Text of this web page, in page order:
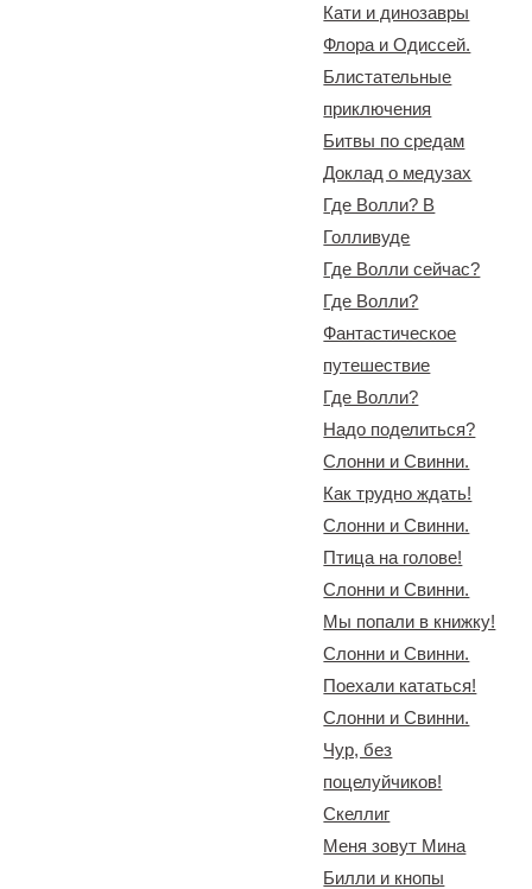
Кати и динозавры
Флора и Одиссей.
Блистательные
приключения
Битвы по средам
Доклад о медузах
Где Волли? В
Голливуде
Где Волли сейчас?
Где Волли?
Фантастическое
путешествие
Где Волли?
Надо поделиться?
Слонни и Свинни.
Как трудно ждать!
Слонни и Свинни.
Птица на голове!
Слонни и Свинни.
Мы попали в книжку!
Слонни и Свинни.
Поехали кататься!
Слонни и Свинни.
Чур, без
поцелуйчиков!
Скеллиг
Меня зовут Мина
Билли и кнопы